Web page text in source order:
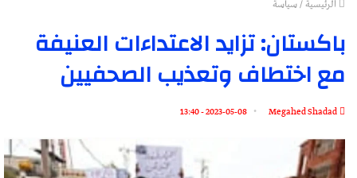
الرئيسية/سياسة
باكستان: تزايد الاعتداءات العنيفة
مع اختطاف وتعذيب الصحفيين
Megahed Shadad
2023-05-08 - 13:40